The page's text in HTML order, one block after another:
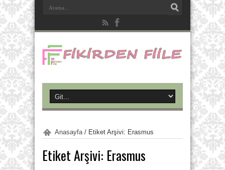
Anasayfa / Etiket Arşivi: Erasmus
Etiket Arşivi: Erasmus